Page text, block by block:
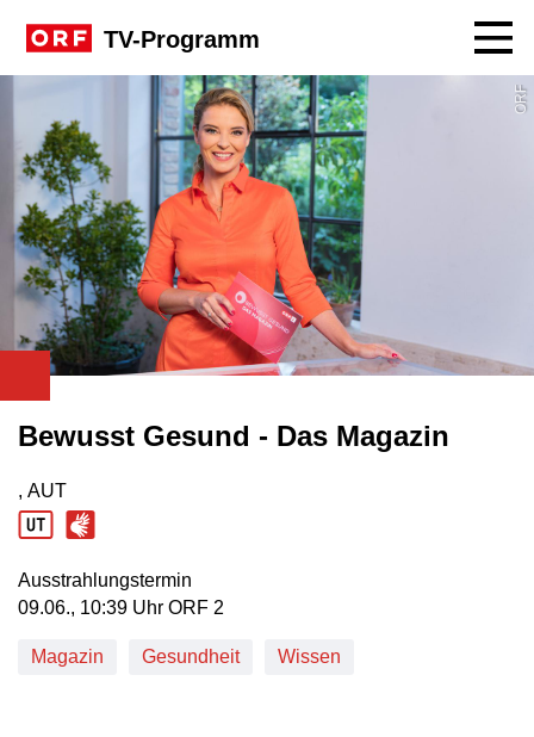
TV-Programm
ORF
Bewusst Gesund - Das Magazin
Produktionsland: AUT
, AUT
Ausstrahlungstermin
09. Juni, 10:39 Uhr in ORF 2
09.06., 10:39 Uhr ORF 2
Magazin Gesundheit Wissen